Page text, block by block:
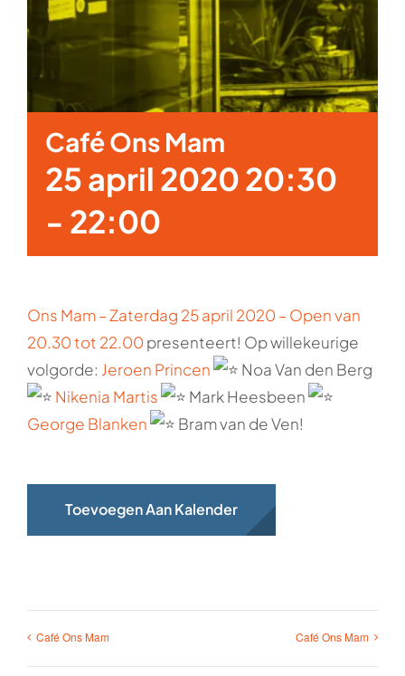
Café Ons Mam
25 april 2020 20:30
- 22:00
Ons Mam – Zaterdag 25 april 2020 – Open van
20.30 tot 22.00 presenteert! Op willekeurige
volgorde: Jeroen Princen
Noa Van den Berg
Nikenia Martis
Mark Heesbeen
George Blanken
Bram van de Ven!
Toevoegen Aan Kalender
Café Ons Mam Café Ons Mam